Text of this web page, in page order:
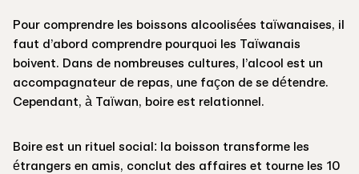
Pour comprendre les boissons alcoolisées taïwanaises, il
faut d’abord comprendre pourquoi les Taïwanais
boivent. Dans de nombreuses cultures, l’alcool est un
accompagnateur de repas, une façon de se détendre.
Cependant, à Taïwan, boire est relationnel.
Boire est un rituel social: la boisson transforme les
étrangers en amis, conclut des affaires et tourne les 10